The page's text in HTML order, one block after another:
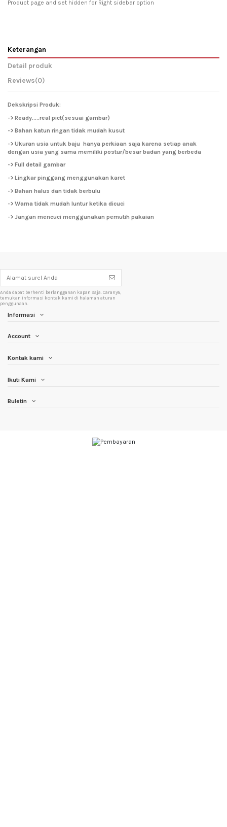
Product page and set hidden for Right sidebar option
Keterangan
Detail produk
Reviews(0)
Dekskripsi Produk:
-> Ready.....real pict(sesuai gambar)
-> Bahan katun ringan tidak mudah kusut
-> Ukuran usia untuk baju hanya perkiaan saja karena setiap anak
dengan usia yang sama memiliki postur/besar badan yang berbeda
-> Full detail gambar
-> Lingkar pinggang menggunakan karet
-> Bahan halus dan tidak berbulu
-> Warna tidak mudah luntur ketika dicuci
-> Jangan mencuci menggunakan pemutih pakaian
Anda dapat berhenti berlangganan kapan saja. Caranya,
temukan informasi kontak kami di halaman aturan
penggunaan.
Informasi
Account
Kontak kami
Ikuti Kami
Buletin